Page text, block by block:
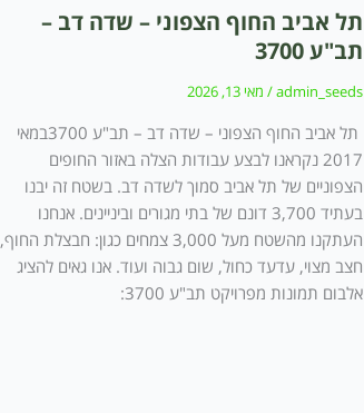
תל אביב החוף הצפוני – שדה דב –
תב"ע 3700
admin_seeds
/ מאי 13, 2026
תל אביב החוף הצפוני – שדה דב – תב"ע 3700במאי
2017 נקראנו לבצע עבודות הצלה באזור החופים
הצפוניים של תל אביב סמוך לשדה דב. בשטח זה יבנו
בעתיד 3,700 דונם של בתי מגורים וביניינים. אנחנו
העתקנו מהשטח מעל 3,000 צמחים כגון: חבצלת החוף,
חצב מצוי, עדעד כחול, שום גבוה ועוד. אנו גאים להציג
אלבום תמונות מפרויקט תב"ע 3700: